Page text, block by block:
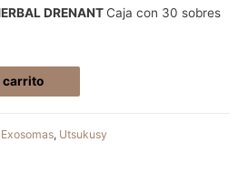
DRENANT Caja con 30 sobres
carrito
Exosomas, Utsukusy